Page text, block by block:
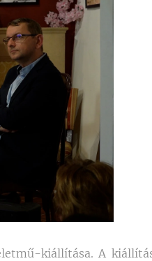
kiállítása. A